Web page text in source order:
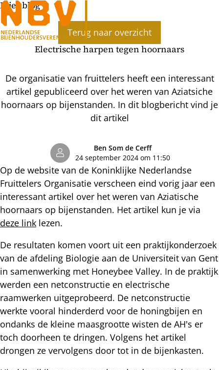
Bijenblog
Terug naar overzicht
Electrische harpen tegen hoornaars
De organisatie van fruittelers heeft een interessant
artikel gepubliceerd over het weren van Aziatsiche
hoornaars op bijenstanden. In dit blogbericht vind je
dit artikel
Ben Som de Cerff
24 september 2024 om 11:50
Op de website van de Koninklijke Nederlandse
Fruittelers Organisatie verscheen eind vorig jaar een
interessant artikel over het weren van Aziatische
hoornaars op bijenstanden. Het artikel kun je via
deze link lezen.
De resultaten komen voort uit een praktijkonderzoek
van de afdeling Biologie aan de Universiteit van Gent
in samenwerking met Honeybee Valley. In de praktijk
werden een netconstructie en electrische
raamwerken uitgeprobeerd. De netconstructie
werkte vooral hinderderd voor de honingbijen en
ondanks de kleine maasgrootte wisten de AH's er
toch doorheen te dringen. Volgens het artikel
drongen ze vervolgens door tot in de bijenkasten.